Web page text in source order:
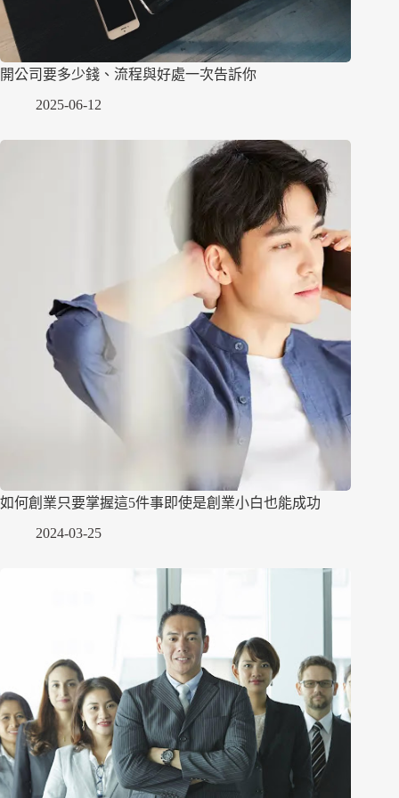
開公司要多少錢、流程與好處一次告訴你
2025-06-12
如何創業只要掌握這5件事即使是創業小白也能成功
2024-03-25